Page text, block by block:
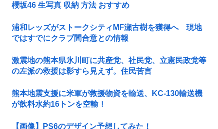
櫻坂46 生写真 収納 方法 おすすめ
浦和レッズがストークシティMF瀬古樹を獲得へ 現地
ではすでにクラブ間合意との情報
激震地の熊本県氷川町に共産党、社民党、立憲民政党等
の左派の救援は影すら見えず。住民苦言
熊本地震支援に米軍が救援物資を輸送、KC-130輸送機
が飲料水約16トンを空輸！
【画像】PS6のデザイン予想してみた！